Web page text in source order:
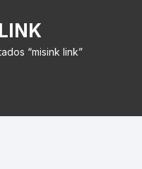
“misink link”